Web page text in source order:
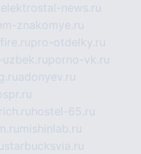
elektrostal-news.ru
znakomye.ru
pro-otdelky.ru
porno-vk.ru
adonyev.ru
hostel-65.ru
mishinlab.ru
starbucksvia.ru